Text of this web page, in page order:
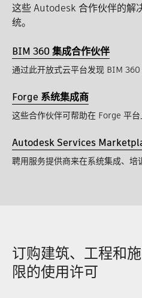
这些 Autodesk 合作伙伴的解
统。
BIM 360 集成合作伙伴
通过此开放式云平台发现 BIM 360
Forge 系统集成商
这些合作伙伴可帮助在 Forge 平台
Autodesk Services
聘用服务提供商来在系统集成、培
订购建筑、工程和
限的使用许可